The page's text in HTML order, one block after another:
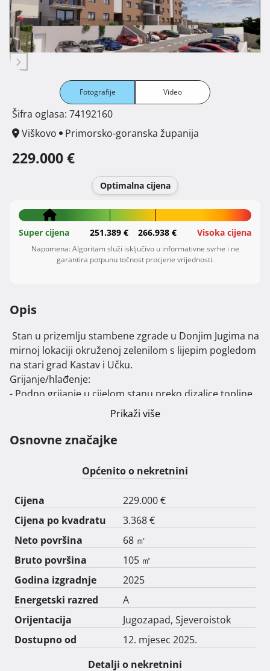
Fotografije Video
Šifra oglasa: 74192160
Viškovo
Primorsko-goranska županija
229.000 €
Optimalna cijena
Super cijena 251.389 € 266.938 € Visoka cijena
Napomena: Algoritam služi isključivo u informativne svrhe i ne
garantira potpunu točnost procjene vrijednosti.
Opis
mirnoj lokaciji okruženoj zelenilom s lijepim pogledom
na stari grad Kastav i Učku.
Grijanje/hlađenje:
- Podno grijanje u cijelom stanu preko dizalice topline
- Klima uređaji u dnevnom boravku i sobama.
mogućnost kupnje trećeg parkirnog mjesta.
Završetak gradnje 12. mjesec 2025. godine.
Prodaje se po principu "ključ u ruke", a kupac je
oslobođen plaćanja poreza na promet nekretnina.
Kupnja direktno od investitora.
Prikaži više
Osnovne značajke
Općenito o nekretnini
Cijena
229.000 €
Cijena po kvadratu
3.368 €
Neto površina
68 ㎡
Bruto površina
105 ㎡
Godina izgradnje
2025
Energetski razred
A
Orijentacija
Jugozapad, Sjeveroistok
Dostupno od
12. mjesec 2025.
Detalji o nekretnini